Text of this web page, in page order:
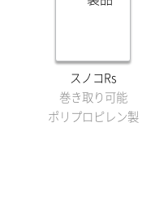
スノコRs
巻き取り可能
ポリプロピレン製